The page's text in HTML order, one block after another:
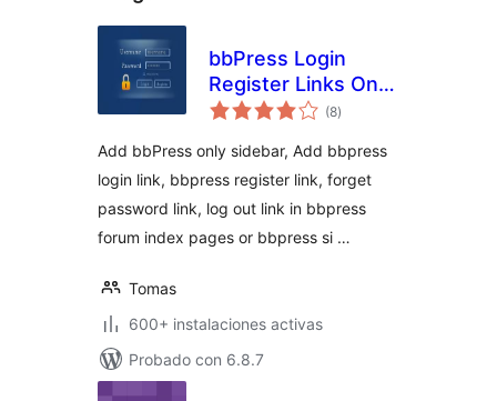
bbPress Login
Register Links On
Forum Topic Pages
(8valoraciones
en
)
Add bbPress only sidebar, Add bbpress
login link, bbpress register link, forget
password link, log out link in bbpress
forum index pages or bbpress si …
Tomas
600+ instalaciones activas
Probado con 6.8.7